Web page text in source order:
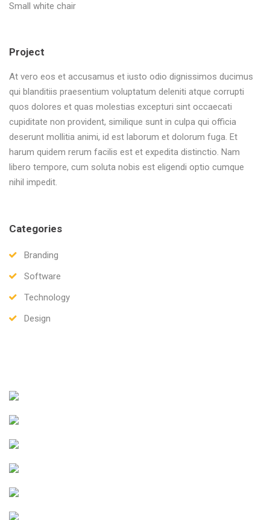
Small white chair
Project
At vero eos et accusamus et iusto odio dignissimos ducimus
qui blanditiis praesentium voluptatum deleniti atque corrupti
quos dolores et quas molestias excepturi sint occaecati
cupiditate non provident, similique sunt in culpa qui officia
deserunt mollitia animi, id est laborum et dolorum fuga. Et
harum quidem rerum facilis est et expedita distinctio. Nam
libero tempore, cum soluta nobis est eligendi optio cumque
nihil impedit.
Categories
Branding
Software
Technology
Design